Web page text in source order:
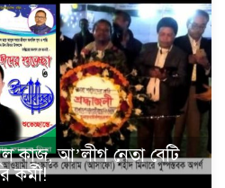
কাজ, আ’লীগ নেতা বেটি
কর্মী!